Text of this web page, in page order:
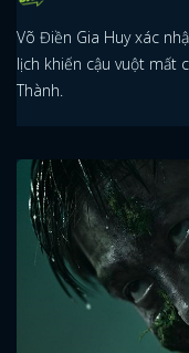
Võ Điền Gia Huy xác
lịch khiến cậu vuột mất
Thành.